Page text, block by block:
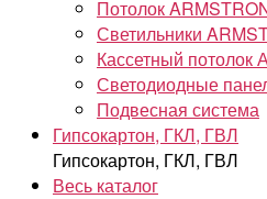
Потолок
Светильники
Кассетный
Светодиодные
Подвесная система
Гипсокартон, ГКЛ, ГВЛ
Гипсокартон, ГКЛ, ГВЛ
Весь каталог